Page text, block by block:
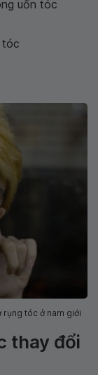
uốn tóc
tóc
rụng tóc ở nam giới
thay đổi